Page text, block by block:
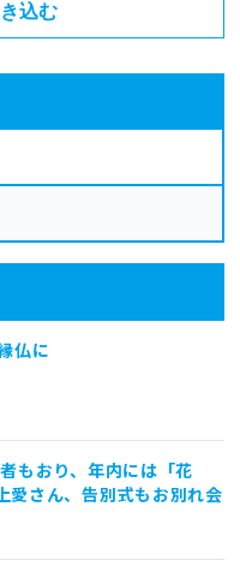
込む
仏に
もおり、年内には「花
愛さん、告別式もお別れ会